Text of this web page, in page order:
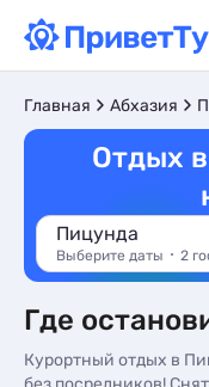
Главная Абхазия
Отдых
Пицунда
Выберите даты 2
Где
Курортный отдых в